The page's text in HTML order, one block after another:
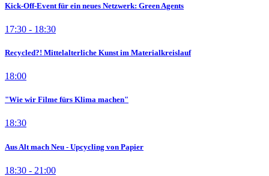
Kick-Off-Event für ein neues Netzwerk: Green Agents
17:30 - 18:30
Recycled?! Mittelalterliche Kunst im Materialkreislauf
18:00
"Wie wir Filme fürs Klima machen"
18:30
Aus Alt mach Neu - Upcycling von Papier
18:30 - 21:00